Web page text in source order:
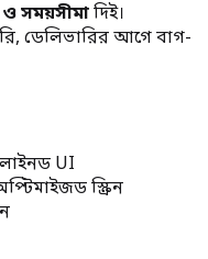
সময়সীমাদিই।
ডেলিভারির আগে বাগ-
UI
স্ক্রিন